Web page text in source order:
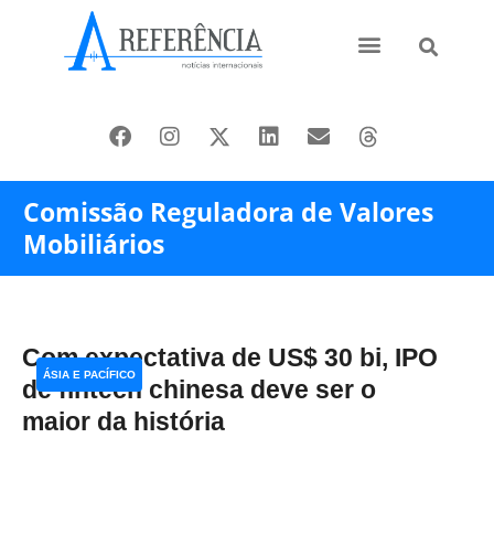
Comissão Reguladora de Valores
Mobiliários
Com expectativa de US$ 30 bi, IPO
de fintech chinesa deve ser o
maior da história
ÁSIA E PACÍFICO